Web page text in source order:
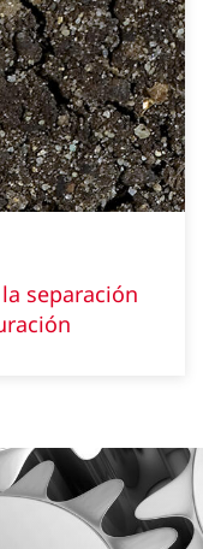
separación